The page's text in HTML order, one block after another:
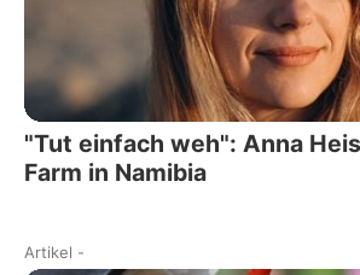
"Tut einfach weh": Anna
Farm in Namibia
Artikel -